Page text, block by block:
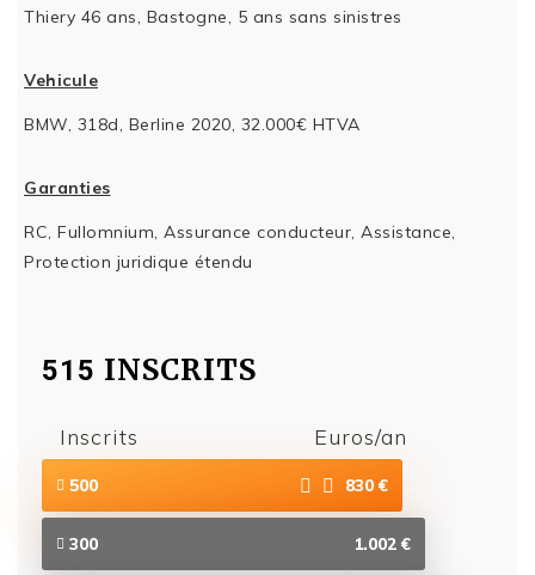
Thiery 46 ans, Bastogne, 5 ans sans sinistres
Vehicule
BMW, 318d, Berline 2020, 32.000€ HTVA
Garanties
RC, Fullomnium, Assurance conducteur, Assistance,
Protection juridique étendu
515 INSCRITS
Inscrits Euros/an
500 830 €
300 1.002 €